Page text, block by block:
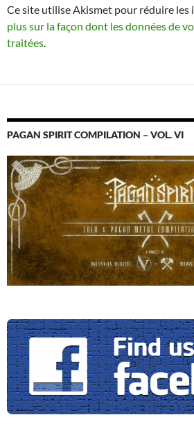
Ce site utilise Akismet pour réduire les
plus sur la façon dont les données de
traitées.
PAGAN SPIRIT COMPILATION – VOL. VI